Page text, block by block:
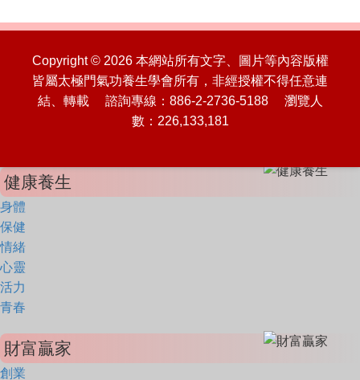
Copyright © 2026 本網站所有文字、圖片等內容版權
皆屬太極門氣功養生學會所有，非經授權不得任意連
結、轉載 諮詢專線：886-2-2736-5188 瀏覽人
數：226,133,181
健康養生
身體
保健
情緒
心靈
活力
青春
財富贏家
創業